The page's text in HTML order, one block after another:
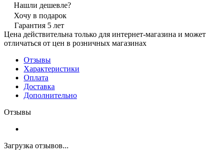
Нашли дешевле?
Хочу в подарок
Гарантия 5 лет
Цена действительна только для интернет-магазина и может
отличаться от цен в розничных магазинах
Отзывы
Характеристики
Оплата
Доставка
Дополнительно
Отзывы
Загрузка отзывов...